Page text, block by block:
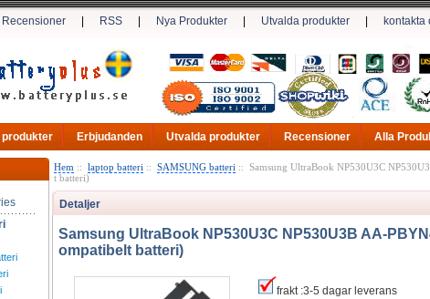
Recensioner RSS Nya Produkter Utvalda produkter kontakta
produkter Erbjudanden Utvalda produkter Recensioner Alla
Hem :: laptop batteri :: SAMSUNG batteri :: Samsung UltraBook NP530U3C
t batteri)
Detaljer
Samsung UltraBook NP530U3C NP530U3B AA-
ompatibelt batteri)
frakt :3-5 dagar leverans